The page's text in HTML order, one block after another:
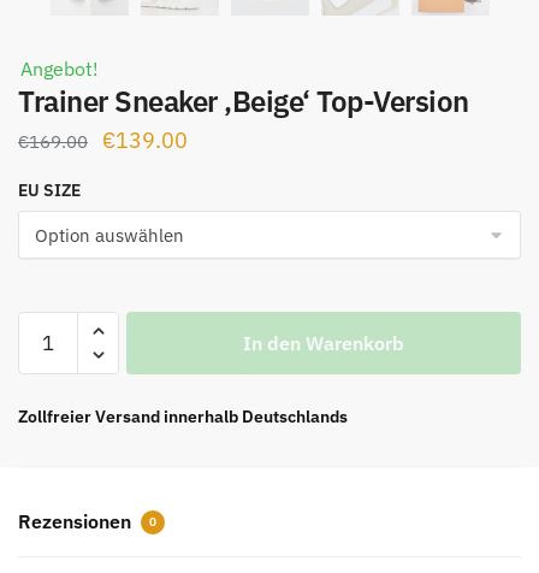
Angebot!
Trainer Sneaker ‚Beige‘ Top-Version
€169.00
Ursprünglicher
€169.00
€139.00
EU SIZE
Sneaker
Top-
In den Warenkorb
Zollfreier Versand innerhalb Deutschlands
Rezensionen 0